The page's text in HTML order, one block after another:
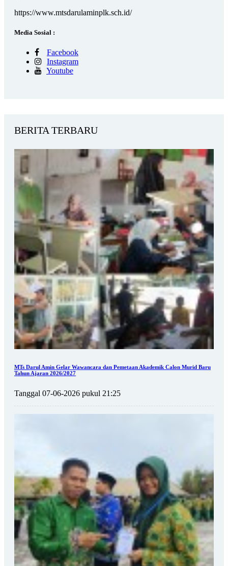
https://www.mtsdarulaminplk.sch.id/
Media Sosial :
Facebook
Instagram
Youtube
BERITA TERBARU
MTs Darul Amin Gelar Wawancara dan Pemetaan Akademik Calon Murid Baru
Tahun Ajaran 2026/2027
Tanggal 07-06-2026 pukul 21:25